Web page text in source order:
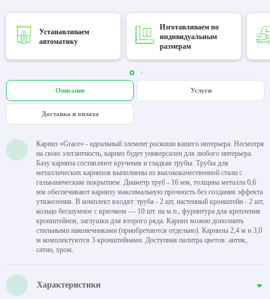
Устанавливаем
автоматику
Изготавливаем по
индивидуальным
размерам
Описание Услуги
Доставка и оплата
Карниз «Grace» - идеальный элемент роскоши вашего интерьера. Несмотря
на свою элегантность, карниз будет универсален для любого интерьера.
Базу карниза составляют крученая и гладкая трубы. Трубы для
металлических карнизов выполнены из высококачественной стали с
гальваническим покрытием. Диаметр труб - 16 мм, толщина металла 0,6
мм обеспечивают карнизу максимальную прочность без создания эффекта
утяжеления. В комплект входят: труба - 2 шт, настенный кронштейн - 2 шт,
кольцо бесшумное с крючком — 10 шт. на м.п., фурнитура для крепления
кронштейнов, заглушки для второго ряда. Карниз можно дополнить
стильными наконечниками (приобретаются отдельно). Карнизы 2,4 м и 3,0
м комплектуются 3 кронштейнами. Доступная палитра цветов: антик,
сатин, хром.
Характеристики